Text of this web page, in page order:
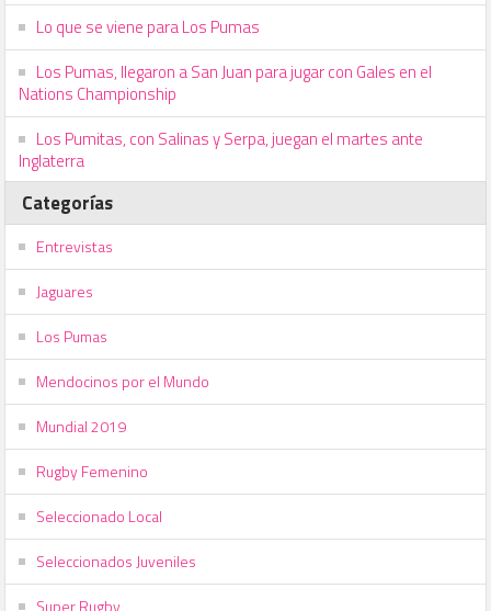
Lo que se viene para Los Pumas
Los Pumas, llegaron a San Juan para jugar con Gales en el
Nations Championship
Los Pumitas, con Salinas y Serpa, juegan el martes ante
Inglaterra
Categorías
Entrevistas
Jaguares
Los Pumas
Mendocinos por el Mundo
Mundial 2019
Rugby Femenino
Seleccionado Local
Seleccionados Juveniles
Super Rugby